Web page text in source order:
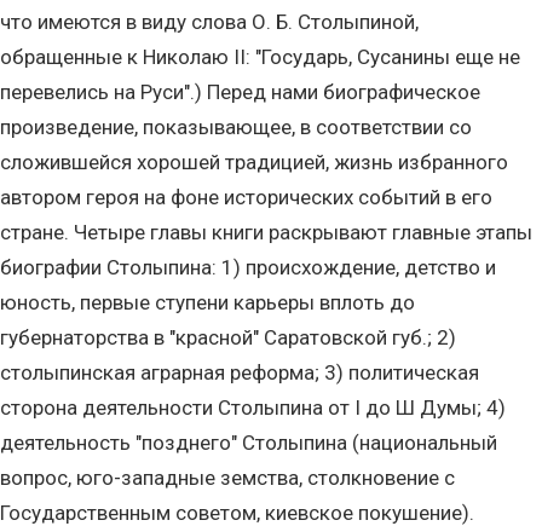
что имеются в виду слова О. Б. Столыпиной,
обращенные к Николаю II: "Государь, Сусанины еще не
перевелись на Руси".) Перед нами биографическое
произведение, показывающее, в соответствии со
сложившейся хорошей традицией, жизнь избранного
автором героя на фоне исторических событий в его
стране. Четыре главы книги раскрывают главные этапы
биографии Столыпина: 1) происхождение, детство и
юность, первые ступени карьеры вплоть до
губернаторства в "красной" Саратовской губ.; 2)
столыпинская аграрная реформа; 3) политическая
сторона деятельности Столыпина от I до Ш Думы; 4)
деятельность "позднего" Столыпина (национальный
вопрос, юго-западные земства, столкновение с
Государственным советом, киевское покушение).